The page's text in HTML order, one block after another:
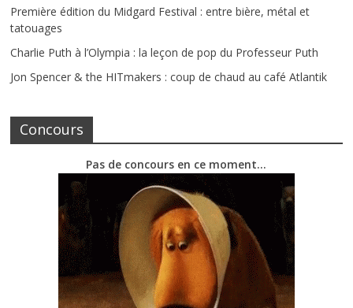
Première édition du Midgard Festival : entre bière, métal et
tatouages
Charlie Puth à l’Olympia : la leçon de pop du Professeur Puth
Jon Spencer & the HITmakers : coup de chaud au café Atlantik
Concours
Pas de concours en ce moment…